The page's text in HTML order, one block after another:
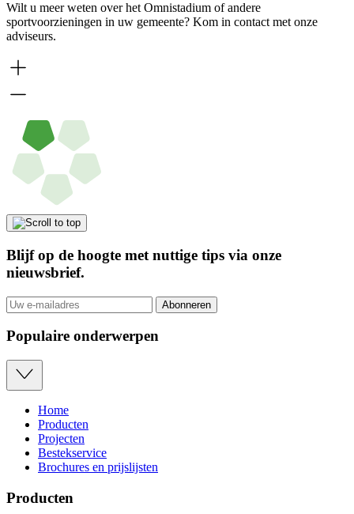
Wilt u meer weten over het Omnistadium of andere
sportvoorzieningen in uw gemeente? Kom in contact met onze
adviseurs.
Blijf op de hoogte met nuttige tips via onze
nieuwsbrief.
Abonneren
Populaire onderwerpen
Home
Producten
Projecten
Bestekservice
Brochures en prijslijsten
Producten